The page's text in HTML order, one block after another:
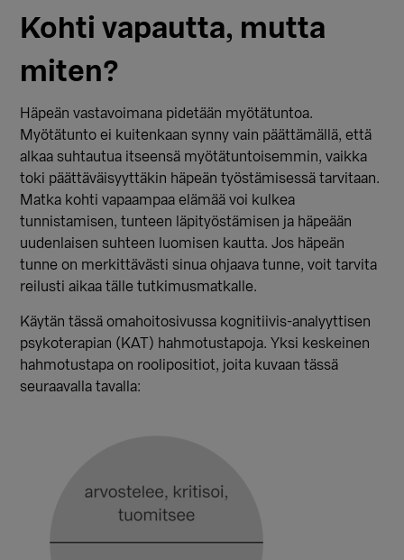
Kohti vapautta, mutta
miten?
Häpeän vastavoimana pidetään myötätuntoa.
Myötätunto ei kuitenkaan synny vain päättämällä, että
alkaa suhtautua itseensä myötätuntoisemmin, vaikka
toki päättäväisyyttäkin häpeän työstämisessä tarvitaan.
Matka kohti vapaampaa elämää voi kulkea
tunnistamisen, tunteen läpityöstämisen ja häpeään
uudenlaisen suhteen luomisen kautta. Jos häpeän
tunne on merkittävästi sinua ohjaava tunne, voit tarvita
reilusti aikaa tälle tutkimusmatkalle.
Käytän tässä omahoitosivussa kognitiivis-analyyttisen
psykoterapian (KAT) hahmotustapoja. Yksi keskeinen
hahmotustapa on roolipositiot, joita kuvaan tässä
seuraavalla tavalla: